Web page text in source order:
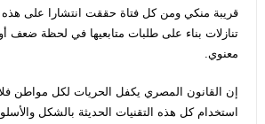
قريبة منكي ومن كل فتاة حققت انتشارا على هذه
تنازلات بناء على طلبات متابعيها في لحظة ضعف
معنوي.
إن القانون المصري يكفل الحريات لكل مواطن
استخدام كل هذه التقنيات الحديثة بالشكل